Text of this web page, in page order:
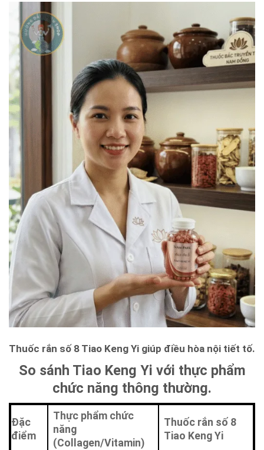
Thuốc rắn số 8 Tiao Keng Yi giúp điều hòa nội tiết tố.
So sánh Tiao Keng Yi với thực phẩm
chức năng thông thường.
Đặc
điểm
Thực phẩm chức
năng
(Collagen/Vitamin)
Thuốc rắn số 8
Tiao Keng Yi